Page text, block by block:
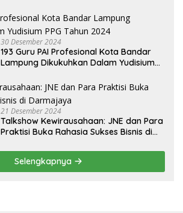
Selatan
30 Desember 2024
193 Guru PAI Profesional Kota Bandar
Lampung Dikukuhkan Dalam Yudisium
21 Desember 2024
Talkshow Kewirausahaan: JNE dan Para
Praktisi Buka Rahasia Sukses Bisnis di
Selengkapnya